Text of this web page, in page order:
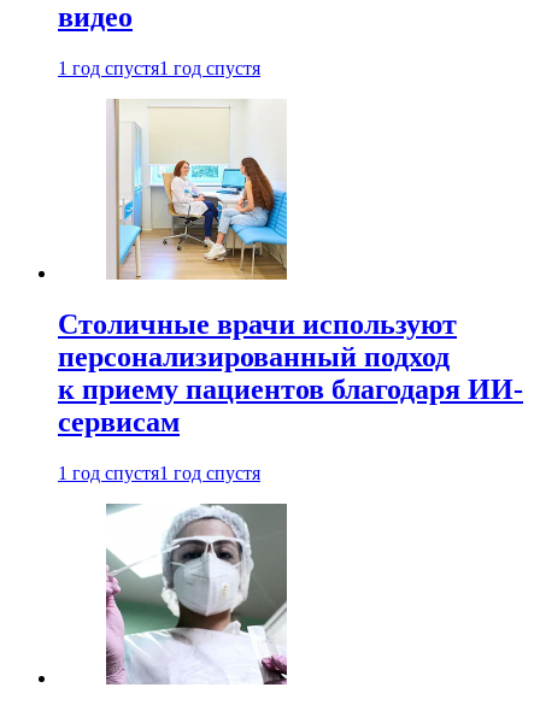
видео
1 год спустя1 год спустя
Столичные врачи используют
персонализированный подход
к приему пациентов благодаря ИИ-
сервисам
1 год спустя1 год спустя